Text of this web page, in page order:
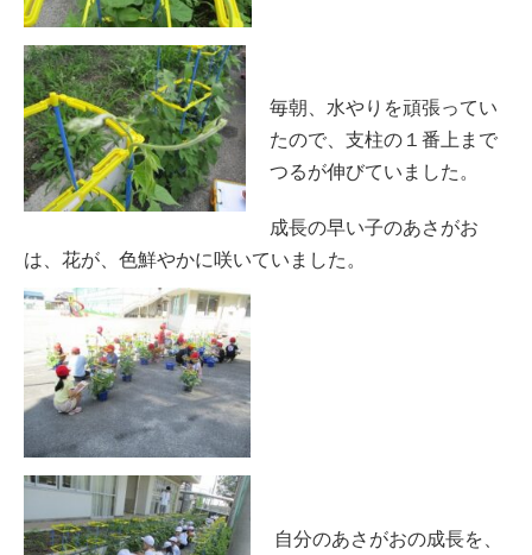
毎朝、水やりを頑張ってい
たので、支柱の１番上まで
つるが伸びていました。
成長の早い子のあさがお
は、花が、色鮮やかに咲いていました。
自分のあさがおの成長を、